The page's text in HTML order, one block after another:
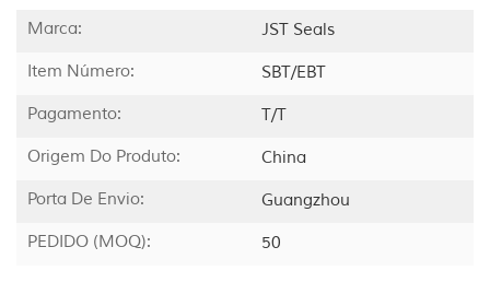
Marca:
JST Seals
Item Número:
SBT/EBT
Pagamento:
T/T
Origem Do Produto:
China
Porta De Envio:
Guangzhou
PEDIDO (MOQ):
50